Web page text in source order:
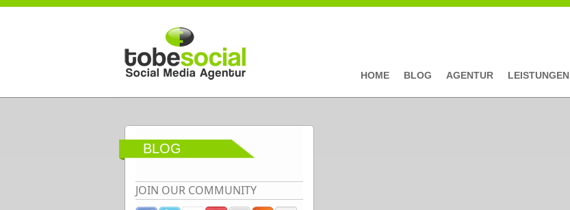
Direkt zum Inhalt
HOME BLOG AGENTUR LEISTUNGEN
BLOG
JOIN OUR COMMUNITY